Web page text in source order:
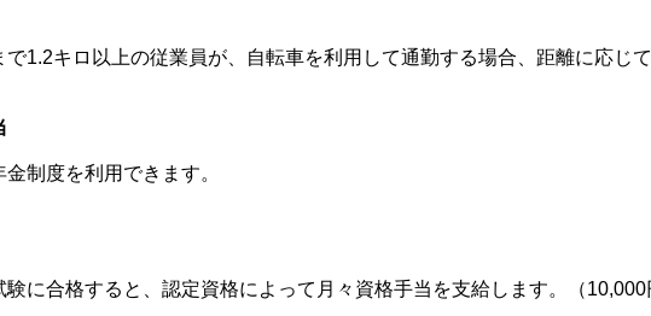
1.2キロ以上の従業員が、自転車を利用して通勤する場合、距離に応じ
制度を利用できます。
に合格すると、認定資格によって月々資格手当を支給します。（10,000